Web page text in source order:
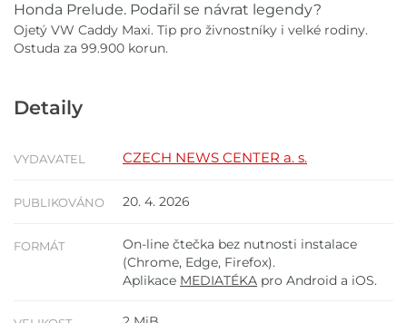
Honda Prelude. Podařil se návrat legendy?
Ojetý VW Caddy Maxi. Tip pro živnostníky i velké rodiny.
Ostuda za 99.900 korun.
Detaily
VYDAVATEL CZECH NEWS CENTER a. s.
PUBLIKOVÁNO 20. 4. 2026
FORMÁT
On-line čtečka bez nutnosti instalace
(Chrome, Edge, Firefox).
Aplikace MEDIATÉKA pro Android a iOS.